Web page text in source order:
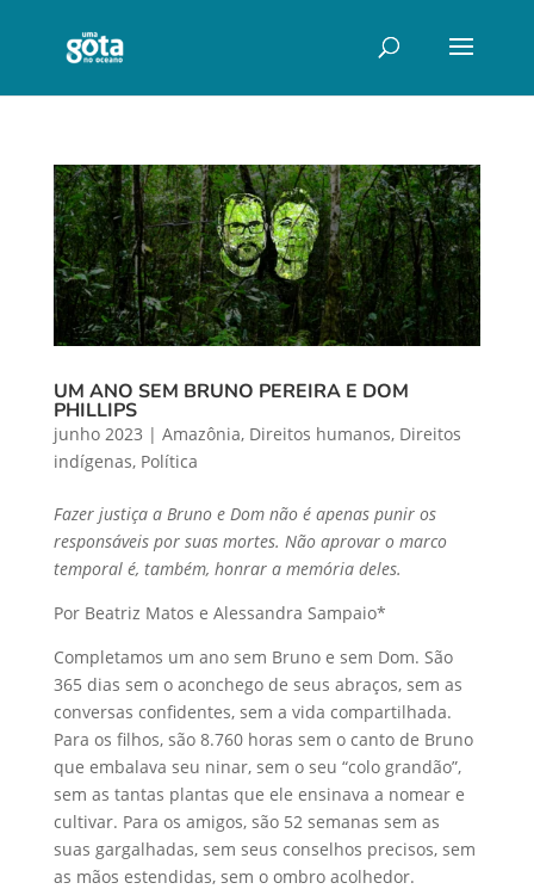
UM ANO SEM BRUNO PEREIRA E DOM
PHILLIPS
junho 2023 | Amazônia, Direitos humanos, Direitos
indígenas, Política
Fazer justiça a Bruno e Dom não é apenas punir os
responsáveis por suas mortes. Não aprovar o marco
temporal é, também, honrar a memória deles.
Por Beatriz Matos e Alessandra Sampaio*
Completamos um ano sem Bruno e sem Dom. São
365 dias sem o aconchego de seus abraços, sem as
conversas confidentes, sem a vida compartilhada.
Para os filhos, são 8.760 horas sem o canto de Bruno
que embalava seu ninar, sem o seu “colo grandão”,
sem as tantas plantas que ele ensinava a nomear e
cultivar. Para os amigos, são 52 semanas sem as
suas gargalhadas, sem seus conselhos precisos, sem
as mãos estendidas, sem o ombro acolhedor.